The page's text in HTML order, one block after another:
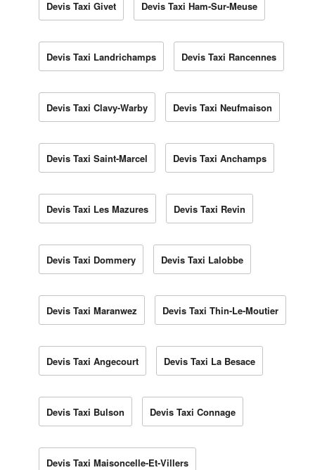
Devis Taxi Givet Devis Taxi Ham-Sur-Meuse
Devis Taxi Landrichamps Devis Taxi Rancennes
Devis Taxi Clavy-Warby Devis Taxi Neufmaison
Devis Taxi Saint-Marcel Devis Taxi Anchamps
Devis Taxi Les Mazures Devis Taxi Revin
Devis Taxi Dommery Devis Taxi Lalobbe
Devis Taxi Maranwez Devis Taxi Thin-Le-Moutier
Devis Taxi Angecourt Devis Taxi La Besace
Devis Taxi Bulson Devis Taxi Connage
Devis Taxi Maisoncelle-Et-Villers